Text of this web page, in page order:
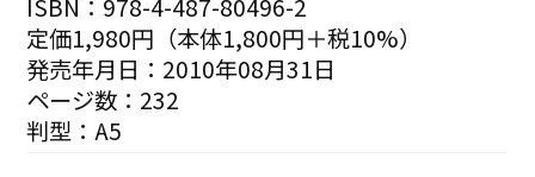
ISBN：978-4-487-80496-2
定価1,980円（本体1,800円＋税10%）
発売年月日：2010年08月31日
ページ数：232
判型：A5